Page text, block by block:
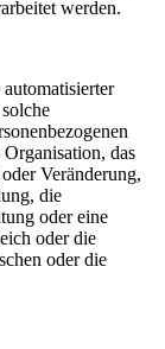
werden.
das
Veränderung,
die
oder eine
oder die
oder die